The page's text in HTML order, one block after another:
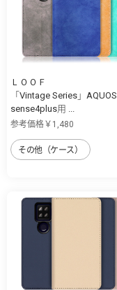
ＬＯＯＦ
「Vintage Series」AQUOS
sense4plus用 ...
参考価格￥1,480
その他（ケース）